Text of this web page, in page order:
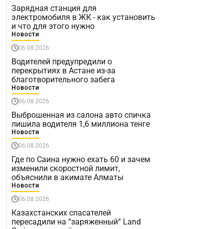
Зарядная станция для
электромобиля в ЖК - как установить
и что для этого нужно
Новости
06.08.2026
Водителей предупредили о
перекрытиях в Астане из-за
благотворительного забега
Новости
06.08.2026
Выброшенная из салона авто спичка
лишила водителя 1,6 миллиона тенге
Новости
06.08.2026
Где по Саина нужно ехать 60 и зачем
изменили скоростной лимит,
объяснили в акимате Алматы
Новости
06.08.2026
Казахстанских спасателей
пересадили на “заряженный“ Land